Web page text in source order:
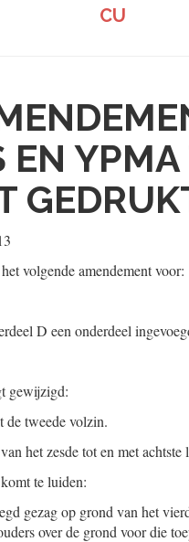
CU
EN
volgende amendement voor:
D een onderdeel
gewijzigd:
de tweede volzin.
het zesde tot en met
te luiden:
gezag op grond van het
over de grond voor die